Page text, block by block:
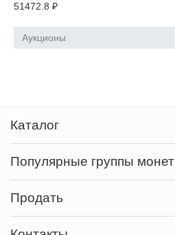
51472.8 ₽
Аукционы
Каталог
Популярные группы монет
Продать